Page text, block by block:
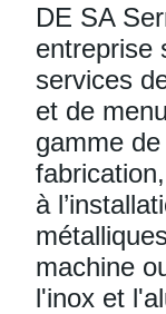
DE SA
entreprise
services
et de
gamme
à
machine
l'inox et